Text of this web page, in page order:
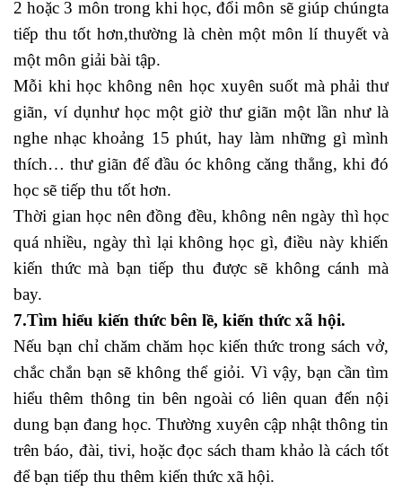
2 hoặc 3 môn trong khi học, đổi môn sẽ giúp chúngta
tiếp thu tốt hơn,thường là chèn một môn lí thuyết và
một môn giải bài tập.
Mỗi khi học không nên học xuyên suốt mà phải thư
giãn, ví dụnhư học một giờ thư giãn một lần như là
nghe nhạc khoảng 15 phút, hay làm những gì mình
thích… thư giãn để đầu óc không căng thẳng, khi đó
học sẽ tiếp thu tốt hơn.
Thời gian học nên đồng đều, không nên ngày thì học
quá nhiều, ngày thì lại không học gì, điều này khiến
kiến thức mà bạn tiếp thu được sẽ không cánh mà
bay.
7.Tìm hiểu kiến thức bên lề, kiến thức xã hội.
Nếu bạn chỉ chăm chăm học kiến thức trong sách vở,
chắc chắn bạn sẽ không thể giỏi. Vì vậy, bạn cần tìm
hiểu thêm thông tin bên ngoài có liên quan đến nội
dung bạn đang học. Thường xuyên cập nhật thông tin
trên báo, đài, tivi, hoặc đọc sách tham khảo là cách tốt
để bạn tiếp thu thêm kiến thức xã hội.